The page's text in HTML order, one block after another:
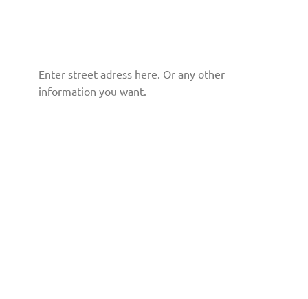
Enter street adress here. Or any other
information you want.